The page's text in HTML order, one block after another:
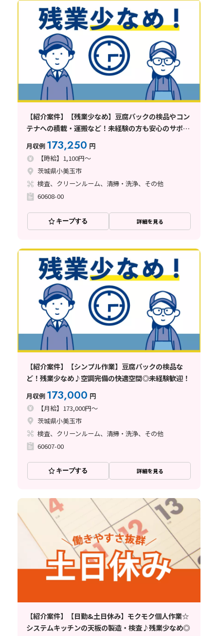
【紹介案件】【残業少なめ】豆腐パックの検品やコン
テナへの積載・運搬など！未経験の方も安心のサポー
月収例 173,250 円
【時給】1,100円～
茨城県小美玉市
検査、クリーンルーム、清掃・洗浄、その他
60608-00
キープする 詳細を見る
【紹介案件】【シンプル作業】豆腐パックの検品な
ど！残業少なめ♪空調完備の快適空間◎未経験歓迎！
月収例 173,000 円
【月給】173,000円～
茨城県小美玉市
検査、クリーンルーム、清掃・洗浄、その他
60607-00
キープする 詳細を見る
【紹介案件】【日勤&土日休み】モクモク個人作業☆
システムキッチンの天板の製造・検査♪残業少なめ◎